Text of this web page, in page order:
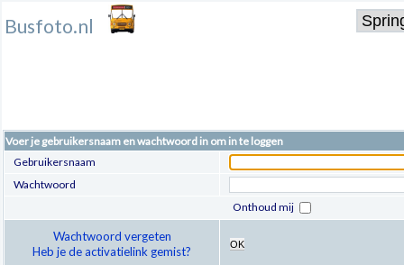
Busfoto.nl
Voer je gebruikersnaam en wachtwoord in om in te loggen
Gebruikersnaam
Wachtwoord
Onthoud mij
Wachtwoord vergeten
Heb je de activatielink gemist?
OK